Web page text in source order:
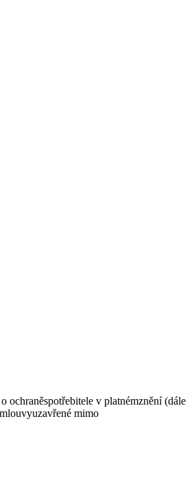
ochraněspotřebitele v platnémznění (dále
mimo